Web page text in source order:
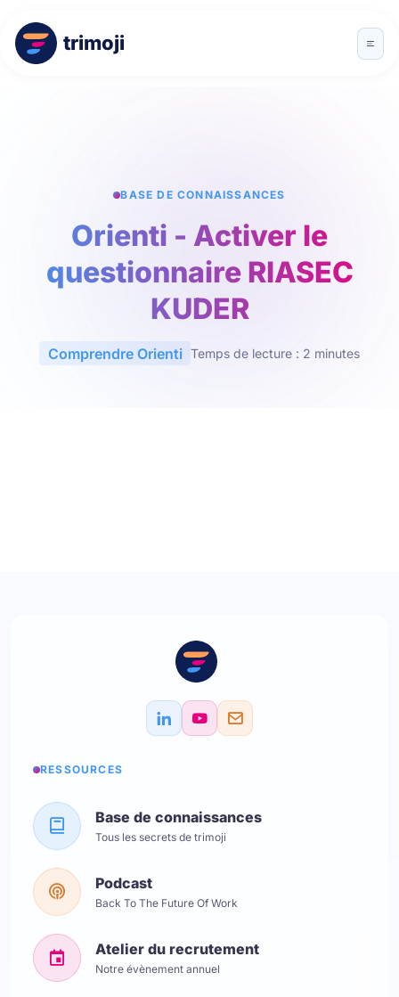
trimoji
BASE DE CONNAISSANCES
Orienti - Activer le
questionnaire RIASEC
KUDER
Comprendre Orienti Temps de lecture : 2 minutes
RESSOURCES
Base de connaissances
Tous les secrets de trimoji
Podcast
Back To The Future Of Work
Atelier du recrutement
Notre évènement annuel